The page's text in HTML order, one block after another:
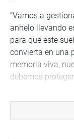
“Vamos a
anhelo llevando
para que este
convierta en una
memoria viva,
debemos
Chicmo, en el
aniversario.